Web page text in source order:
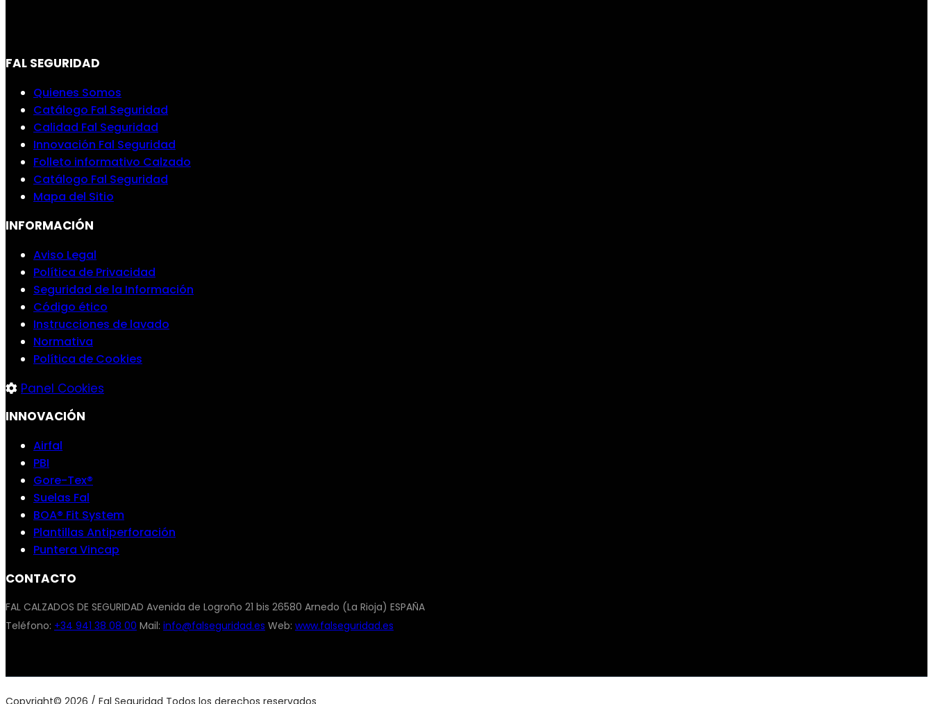
FAL SEGURIDAD
Quienes Somos
Catálogo Fal Seguridad
Calidad Fal Seguridad
Innovación Fal Seguridad
Folleto informativo Calzado
Catálogo Fal Seguridad
Mapa del Sitio
INFORMACIÓN
Aviso Legal
Política de Privacidad
Seguridad de la Información
Código ético
Instrucciones de lavado
Normativa
Política de Cookies
Panel Cookies
INNOVACIÓN
Airfal
PBI
Gore-Tex®
Suelas Fal
BOA® Fit System
Plantillas Antiperforación
Puntera Vincap
CONTACTO
FAL CALZADOS DE SEGURIDAD Avenida de Logroño 21 bis 26580 Arnedo (La Rioja) ESPAÑA
Teléfono: +34 941 38 08 00 Mail: info@falseguridad.es Web: www.falseguridad.es
Copyright© 2026 / Fal Seguridad Todos los derechos reservados